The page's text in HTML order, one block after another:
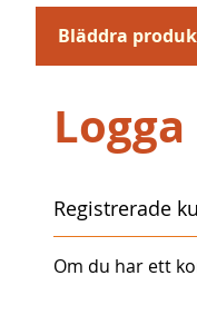
Bläddra
Registrerade
Om du har ett